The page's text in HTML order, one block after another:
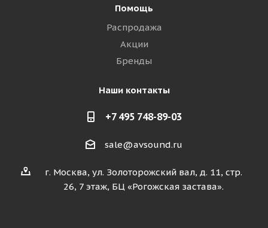
Помощь
Распродажа
Акции
Бренды
Наши контакты
+7 495 748-89-03
sale@avsound.ru
г. Москва, ул. Золоторожский вал, д. 11, стр.
26, 7 этаж, БЦ «Рогожская застава».